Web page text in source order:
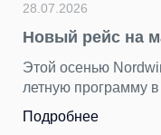
28.07.2026
Новый рейс на
Этой осенью
летную программу
Подробнее